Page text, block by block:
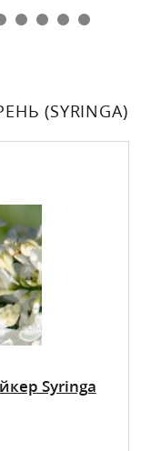
(SYRINGA)
Syringa